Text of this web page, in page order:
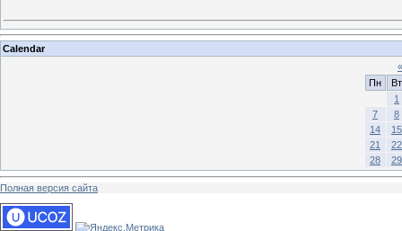
Calendar
«
Пн
Вт
1
7
8
14
15
21
22
28
29
Полная версия сайта